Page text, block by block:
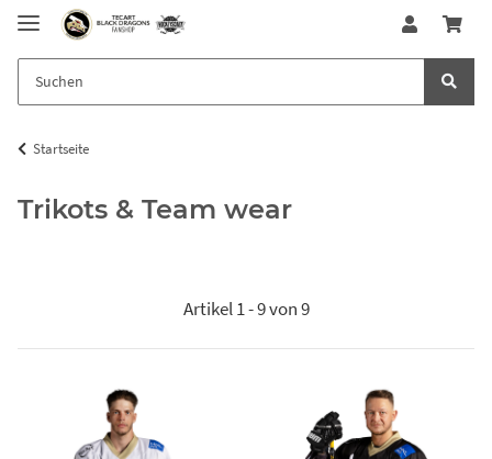
Startseite
Trikots & Team wear
Artikel 1 - 9 von 9